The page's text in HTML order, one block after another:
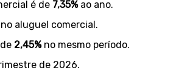
é de 7,35%ao ano.
aluguel comercial.
2,45%no mesmo período.
de 2026.